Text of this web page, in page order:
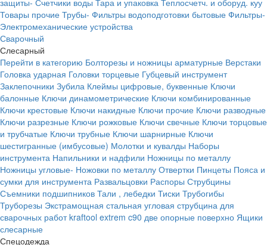
защиты- Счетчики воды Тара и упаковка Теплосчетч. и оборуд. куу
Товары прочие Трубы- Фильтры водоподготовки бытовые Фильтры-
Электромеханические устройства
Сварочный
Слесарный
Перейти в категорию Болторезы и ножницы арматурные Верстаки
Головка ударная Головки торцевые Губцевый инструмент
Заклепочники Зубила Клеймы цифровые, буквенные Ключи
балонные Ключи динамометрические Ключи комбинированные
Ключи крестовые Ключи накидные Ключи прочие Ключи разводные
Ключи разрезные Ключи рожковые Ключи свечные Ключи торцовые
и трубчатые Ключи трубные Ключи шарнирные Ключи
шестигранные (имбусовые) Молотки и кувалды Наборы
инструмента Напильники и надфили Ножницы по металлу
Ножницы угловые- Ножовки по металлу Отвертки Пинцеты Пояса и
сумки для инструмента Развальцовки Распоры Струбцины
Съемники подшипников Тали , лебедки Тиски Трубогибы
Труборезы Экстрамощная стальная угловая струбцина для
сварочных работ kraftool extrem c90 две опорные поверхно Ящики
слесарные
Спецодежда